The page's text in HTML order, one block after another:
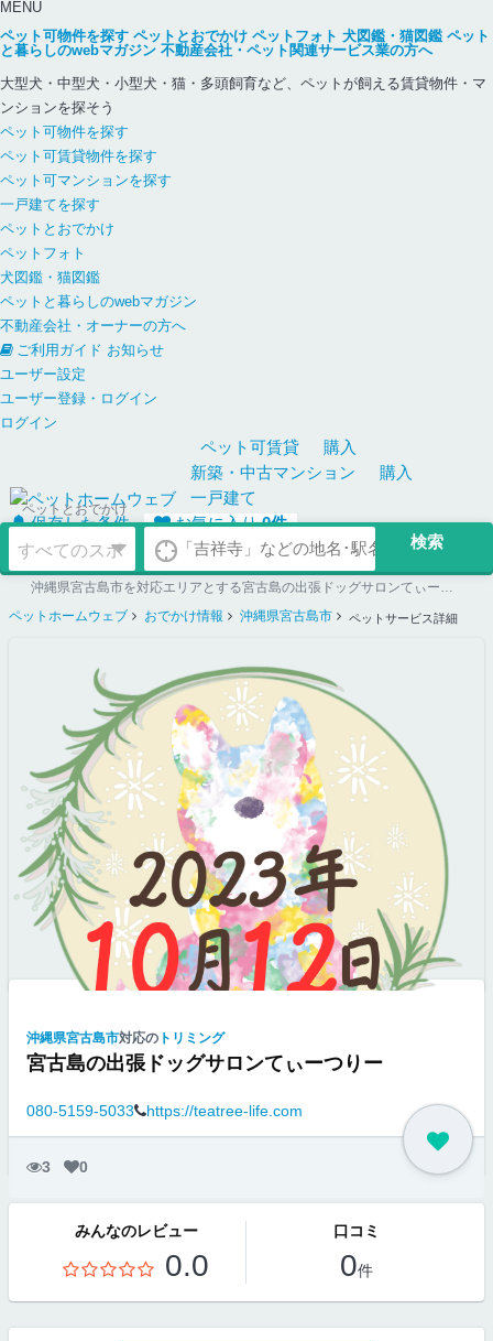
MENU
ペット可物件を探す ペットとおでかけ ペットフォト 犬図鑑・猫図鑑 ペット
と暮らしのwebマガジン 不動産会社・ペット関連サービス業の方へ
大型犬・中型犬・小型犬・猫・多頭飼育など、ペットが飼える賃貸物件・マ
ンションを探そう
ペット可物件を探す
ペット可賃貸物件を探す
ペット可マンションを探す
一戸建てを探す
ペットとおでかけ
ペットフォト
犬図鑑・猫図鑑
ペットと暮らしのwebマガジン
不動産会社・オーナーの方へ
ご利用ガイド お知らせ
ユーザー設定
ユーザー登録・ログイン
ログイン
ペット可賃貸
購入
新築・中古マンション
購入
一戸建て
保存した条件
お気に入り0件
ペットとおでかけ
沖縄県宮古島市を対応エリアとする宮古島の出張ドッグサロンてぃーつりーの詳細ページ。ペットを連れて行けるお店探しならペットホームウェブ
ペットホームウェブ
おでかけ情報 沖縄県宮古島市 ペットサービス詳細
沖縄県宮古島市対応の トリミング
宮古島の出張ドッグサロンてぃーつりー
080-5159-5033 https://teatree-life.com
3 0
みんなのレビュー
0.0
口コミ
0件